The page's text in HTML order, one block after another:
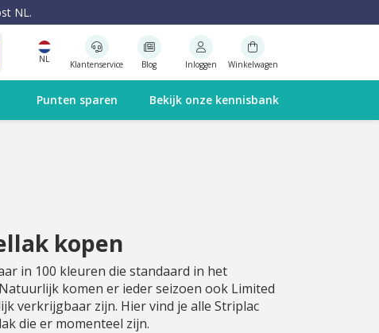
NL.
NL Klantenservice Blog Inloggen Winkelwagen
Punten sparen Bekijk onze kennisbank
kopen
in 100 kleuren die standaard in het
komen er ieder seizoen ook Limited
verkrijgbaar zijn. Hier vind je alle Striplac
die er momenteel zijn.